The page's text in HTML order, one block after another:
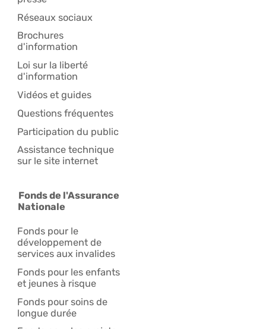
Réseaux sociaux
Brochures
d'information
Loi sur la liberté
d'information
Vidéos et guides
Questions fréquentes
Participation du public
Assistance technique
sur le site internet
Fonds de l'Assurance
Nationale
Fonds pour le
développement de
services aux invalides
Fonds pour les enfants
et jeunes à risque
Fonds pour soins de
longue durée